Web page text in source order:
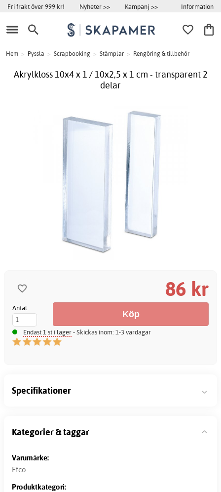
Fri frakt över 999 kr! Nyheter >> Kampanj >> Information
Hem > Pyssla > Scrapbooking > Stämplar > Rengöring & tillbehör
Akrylkloss 10x4 x 1 / 10x2,5 x 1 cm - transparent 2
delar
86 kr
Antal:
Endast 1 st i lager- Skickas inom: 1-3 vardagar
Specifikationer
Kategorier & taggar
Varumärke:
Efco
Produktkategori: